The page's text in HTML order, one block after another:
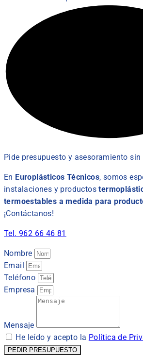
Pide presupuesto y asesoramiento
En Europlásticos Técnicos, somos
instalaciones y productos
termoestables a medida para
¡Contáctanos!
Tel. 962 66 46 81
Nombre
Email
Teléfono
Empresa
Mensaje
He leído y acepto la Política de
PEDIR PRESUPUESTO